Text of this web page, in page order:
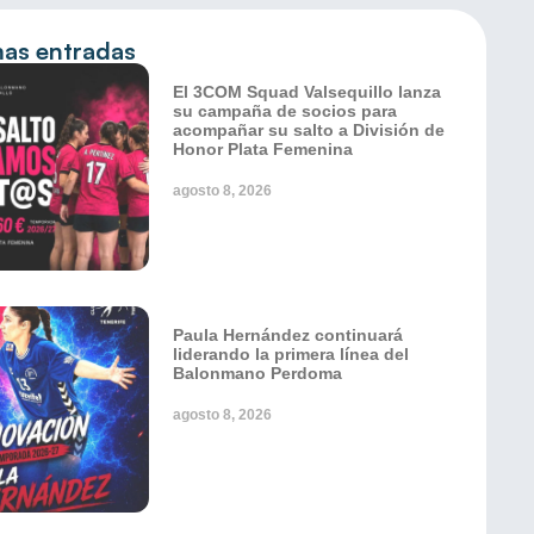
entradas
El 3COM Squad Valsequillo lanza
su campaña de socios para
acompañar su salto a División de
Honor Plata Femenina
agosto 8, 2026
Paula Hernández continuará
liderando la primera línea del
Balonmano Perdoma
agosto 8, 2026